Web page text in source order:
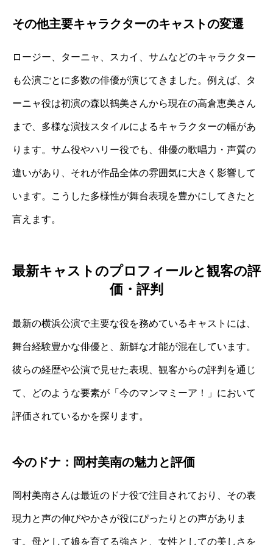
その他主要キャラクターのキャストの変遷
ロージー、ターニャ、スカイ、サムなどのキャラクター
も公演ごとに多数の俳優が演じてきました。例えば、タ
ーニャ役は初演の森以鶴美さんから現在の高倉恵美さん
まで、多様な演技スタイルによるキャラクターの幅があ
ります。サム役やハリー役でも、俳優の歌唱力・声質の
違いがあり、それが作品全体の雰囲気に大きく影響して
います。こうした多様性が舞台表現を豊かにしてきたと
言えます。
最新キャストのプロフィールと観客の評
価・評判
最新の横浜公演で主要な役を務めているキャストには、
舞台経験豊かな俳優と、新鮮な才能が混在しています。
彼らの経歴や公演で見せた表現、観客からの評判を通じ
て、どのような要素が「今のマンマミーア！」において
評価されているかを探ります。
今のドナ：岡村美南の魅力と評価
岡村美南さんは最近のドナ役で注目されており、その表
現力と声の伸びやかさが役にぴったりとの声がありま
す。母として娘を育てる強さと、女性としての美しさを